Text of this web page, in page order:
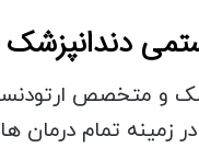
و متخصص
زمینه تمام